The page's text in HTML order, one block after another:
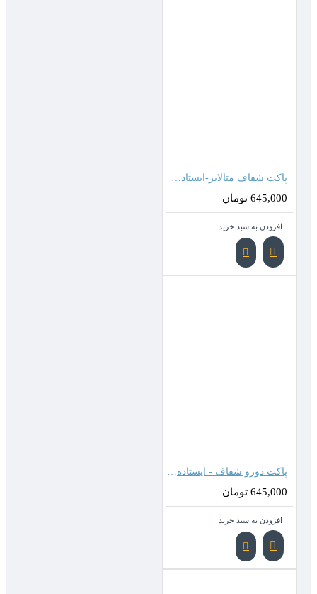
پاکت شفاف متالایز-ایستاده زیپدار ( 27*18 سانتیمتر )
645,000 تومان
افزودن به سبد خرید
پاکت دورو شفاف - ایستاده زیپدار ( 18*13 سانتیمتر )
645,000 تومان
افزودن به سبد خرید